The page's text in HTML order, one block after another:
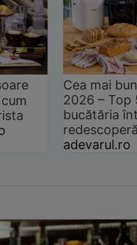
Cea mai
2026 –
bucătăria
adevarul.ro